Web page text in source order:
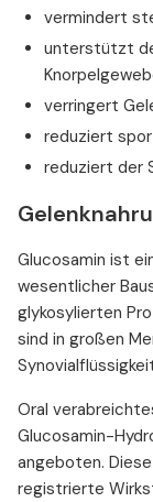
vermindert
unterstützt
verringert
reduziert
reduziert der
Glucosamin ist
wesentlicher
glykosylierten
sind in großen
Oral
Glucosamin-
angeboten.
registrierte